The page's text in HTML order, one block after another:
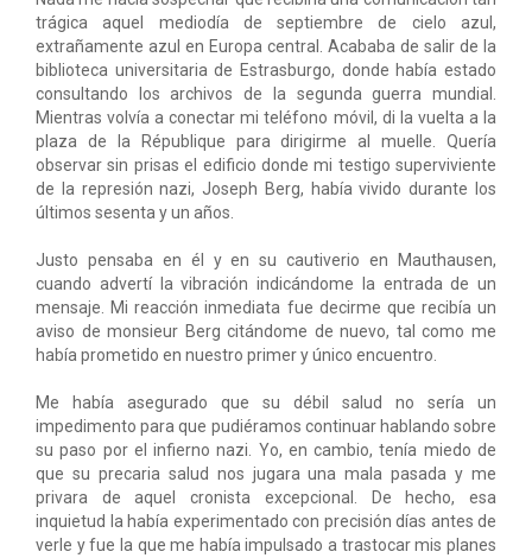
trágica aquel mediodía de septiembre de cielo azul,
extrañamente azul en Europa central. Acababa de salir de la
biblioteca universitaria de Estrasburgo, donde había estado
consultando los archivos de la segunda guerra mundial.
Mientras volvía a conectar mi teléfono móvil, di la vuelta a la
plaza de la République para dirigirme al muelle. Quería
observar sin prisas el edificio donde mi testigo superviviente
de la represión nazi, Joseph Berg, había vivido durante los
últimos sesenta y un años.
Justo pensaba en él y en su cautiverio en Mauthausen,
cuando advertí la vibración indicándome la entrada de un
mensaje. Mi reacción inmediata fue decirme que recibía un
aviso de monsieur Berg citándome de nuevo, tal como me
había prometido en nuestro primer y único encuentro.
Me había asegurado que su débil salud no sería un
impedimento para que pudiéramos continuar hablando sobre
su paso por el infierno nazi. Yo, en cambio, tenía miedo de
que su precaria salud nos jugara una mala pasada y me
privara de aquel cronista excepcional. De hecho, esa
inquietud la había experimentado con precisión días antes de
verle y fue la que me había impulsado a trastocar mis planes